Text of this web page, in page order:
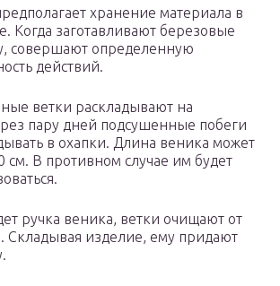
хранение материала в
Когда заготавливают березовые
совершают определенную
действий.
ветки раскладывают на
пару дней подсушенные побеги
в охапки. Длина веника может
см. В противном случае им будет
ручка веника, ветки очищают от
Складывая изделие, ему придают